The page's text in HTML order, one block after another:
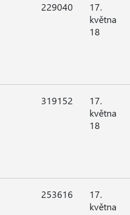
229040
17.
května
18
319152
17.
května
18
253616
17.
května